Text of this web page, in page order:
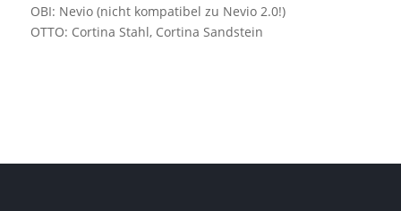
OBI: Nevio (nicht kompatibel zu Nevio 2.0!)
OTTO: Cortina Stahl, Cortina Sandstein